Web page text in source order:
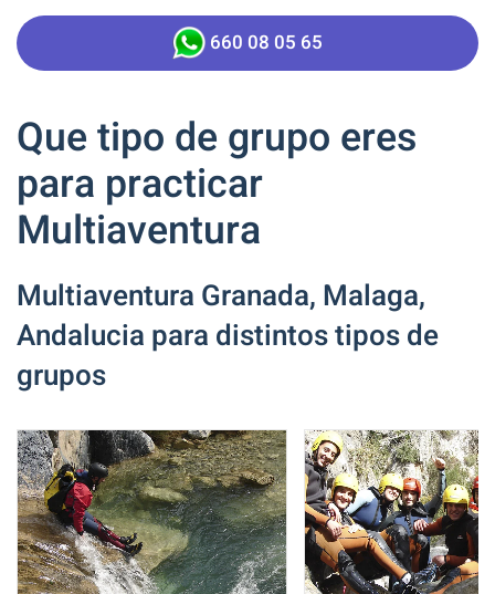
660 08 05 65
Que tipo de grupo eres
para practicar
Multiaventura
Multiaventura Granada, Malaga,
Andalucia para distintos tipos de
grupos